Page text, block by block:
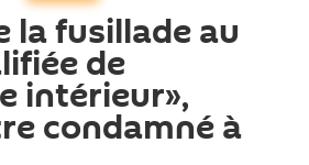
la fusillade au
de
intérieur»,
condamné à